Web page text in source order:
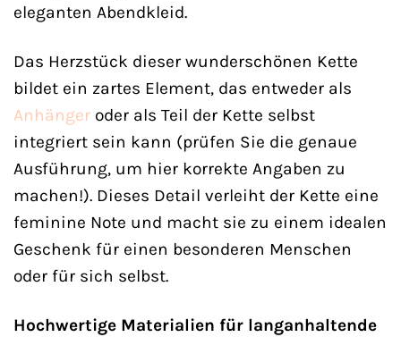
eleganten Abendkleid.
Das Herzstück dieser wunderschönen Kette
bildet ein zartes Element, das entweder als
Anhänger oder als Teil der Kette selbst
integriert sein kann (prüfen Sie die genaue
Ausführung, um hier korrekte Angaben zu
machen!). Dieses Detail verleiht der Kette eine
feminine Note und macht sie zu einem idealen
Geschenk für einen besonderen Menschen
oder für sich selbst.
Hochwertige Materialien für langanhaltende